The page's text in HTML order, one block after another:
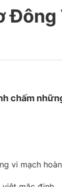
Đông
chấm
vi mạch